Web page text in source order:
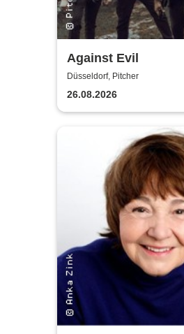
Against Evil
Düsseldorf, Pitcher
26.08.2026